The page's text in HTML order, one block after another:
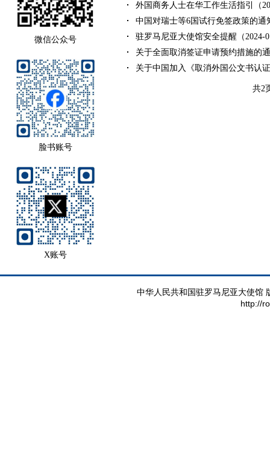
微信公众号
脸书账号
X账号
外国商务人士在华工作生活指引（
中国对瑞士等6国试行免签政策的通
驻罗马尼亚大使馆安全提醒（2024-
关于全面取消签证申请预约措施的
关于中国加入《取消外国公文书认
共2
中华人民共和国驻罗马尼亚大使馆
http://